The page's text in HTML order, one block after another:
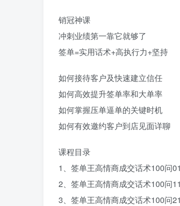
销冠神课
冲刺业绩第一靠它就够了
签单=实用话术+高执行力+坚持
如何接待客户及快速建立信任
如何高效提升签单率和大单率
如何掌握压单逼单的关键时机
如何有效邀约客户到店见面详聊
课程目录
1、签单王高情商成交话术100问
2、签单王高情商成交话术100问
3、签单王高情商成交话术100问